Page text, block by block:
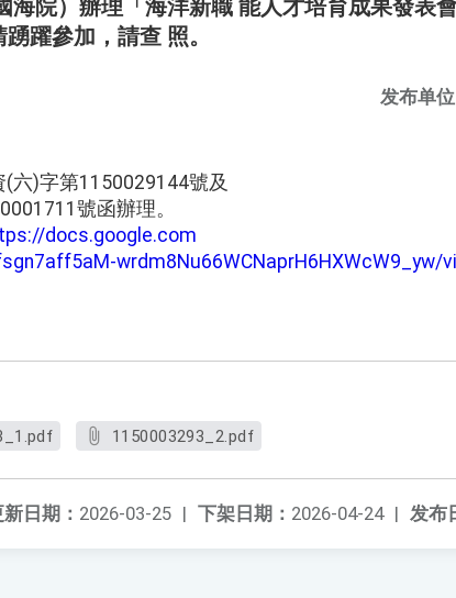
海院）辦理「海洋新職 能人才培育成果發表
躍參加，請查 照。
发布单位
六)字第1150029144號及
號函辦理。
docs.google.com
wrdm8Nu66WCNaprH6HXWcW9_yw/
1150003293_2.pdf
发布
下架日期： 2026-04-24 |
日期： 2026-03-25 |